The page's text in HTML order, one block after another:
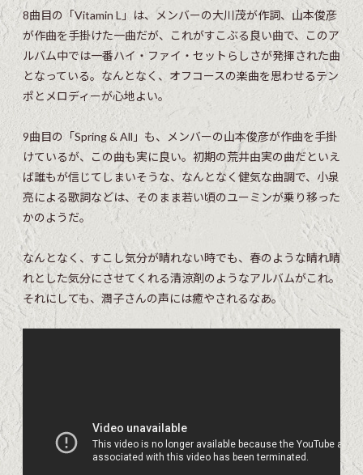
8曲目の「Vitamin L」は、メンバーの大川茂が作詞、山本俊彦
が作曲を手掛けた一曲だが、これがすこぶる良い曲で、このア
ルバム中では一番ハイ・ファイ・セットらしさが発揮された曲
となっている。なんとなく、オフコースの楽曲を思わせるテン
ポとメロディーが心地よい。
9曲目の「Spring & All」も、メンバーの山本俊彦が作曲を手掛
けているが、この曲も実に良い。初期の荒井由実の曲だといえ
ば誰もが信じてしまいそうな、なんとなく健気な曲調で、小泉
亮による歌詞などは、そのまま若い頃のユーミンが乗り移った
かのようだ。
なんとなく、すこし気分が晴れない時でも、春のような晴れ晴
れとした気分にさせてくれる清涼剤のようなアルバムがこれ。
それにしても、潤子さんの声には癒やされるなあ。